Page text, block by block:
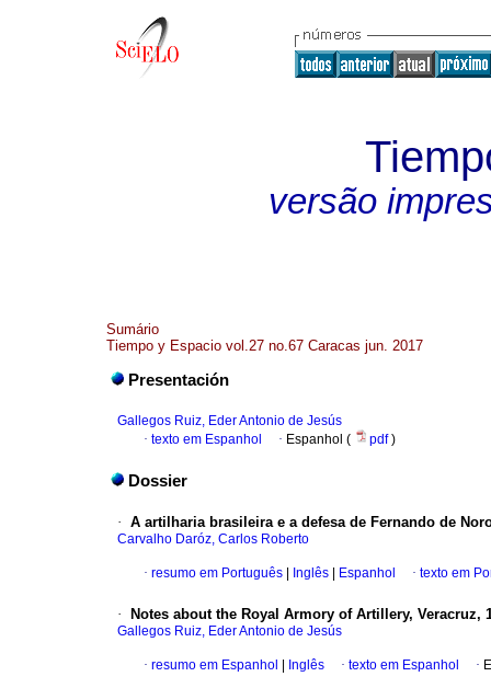
versão
Sumário
Tiempo y Espacio vol.27 no.67 Caracas jun. 2017
Presentación
Gallegos Ruiz, Eder Antonio de Jesús
· texto em Espanhol · Espanhol ( pdf)
Dossier
· A artilharia brasileira e a defesa de Fernando de
Carvalho Daróz, Carlos Roberto
· resumo em Português Inglês Espanhol · texto em
· Notes about the Royal Armory of Artillery, Veracruz,
Gallegos Ruiz, Eder Antonio de Jesús
· resumo em Espanhol Inglês · texto em Espanhol ·